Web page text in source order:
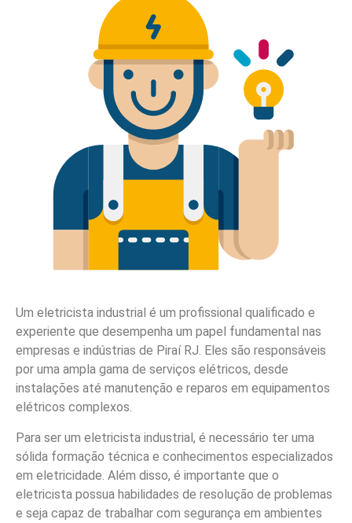
Um eletricista industrial é um profissional qualificado e
experiente que desempenha um papel fundamental nas
empresas e indústrias de Piraí RJ. Eles são responsáveis
por uma ampla gama de serviços elétricos, desde
instalações até manutenção e reparos em equipamentos
elétricos complexos.
Para ser um eletricista industrial, é necessário ter uma
sólida formação técnica e conhecimentos especializados
em eletricidade. Além disso, é importante que o
eletricista possua habilidades de resolução de problemas
e seja capaz de trabalhar com segurança em ambientes